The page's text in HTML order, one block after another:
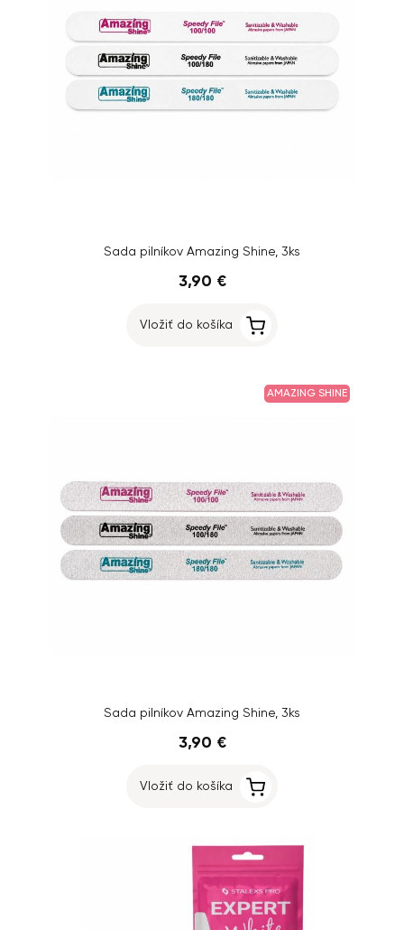
Sada pilníkov Amazing Shine, 3ks
3,90 €
Vložiť do košíka
AMAZING SHINE
Sada pilníkov Amazing Shine, 3ks
3,90 €
Vložiť do košíka